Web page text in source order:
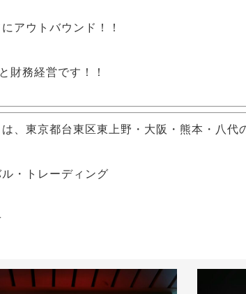
に アウトバウンド！！
と 財務経営です！！
は、東京都台東区東上野・大阪・熊本・八代
・トレーディング